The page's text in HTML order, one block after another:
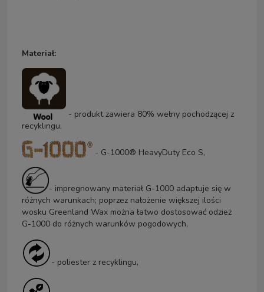
Materiał:
- produkt zawiera 80% wełny pochodzącej z
recyklingu,
- G-1000® HeavyDuty Eco S,
- impregnowany materiał G-1000 adaptuje się w
różnych warunkach; poprzez nałożenie większej ilości
wosku Greenland Wax można łatwo dostosować odzież
G-1000 do różnych warunków pogodowych,
- poliester z recyklingu,